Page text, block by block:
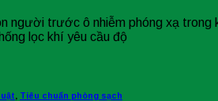
người trước ô nhiễm phóng xạ trong
lọc khí yêu cầu độ
Tiêu chuẩn phòng sạch